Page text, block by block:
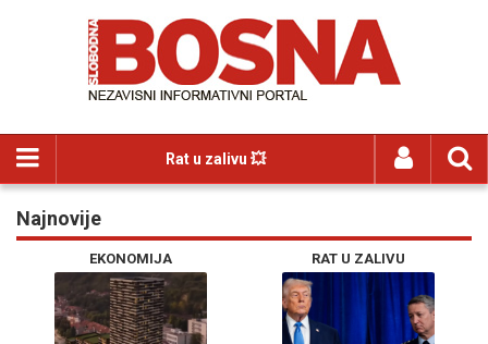
Rat u zalivu 💥
Najnovije
EKONOMIJA RAT U ZALIVU